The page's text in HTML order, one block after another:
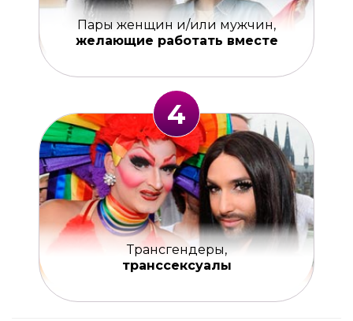
Пары женщин и/или мужчин,
желающие работать вместе
4
Трансгендеры,
транссексуалы